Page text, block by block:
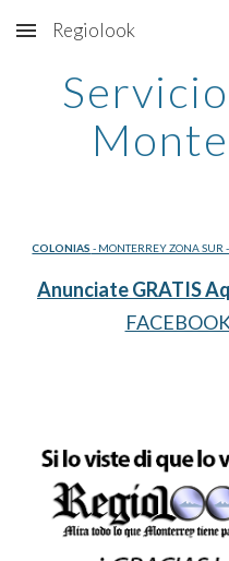
Skip to main content
Regiolook
COLONIAS - MONTERREY ZONA SUR
Anunciate GRATIS